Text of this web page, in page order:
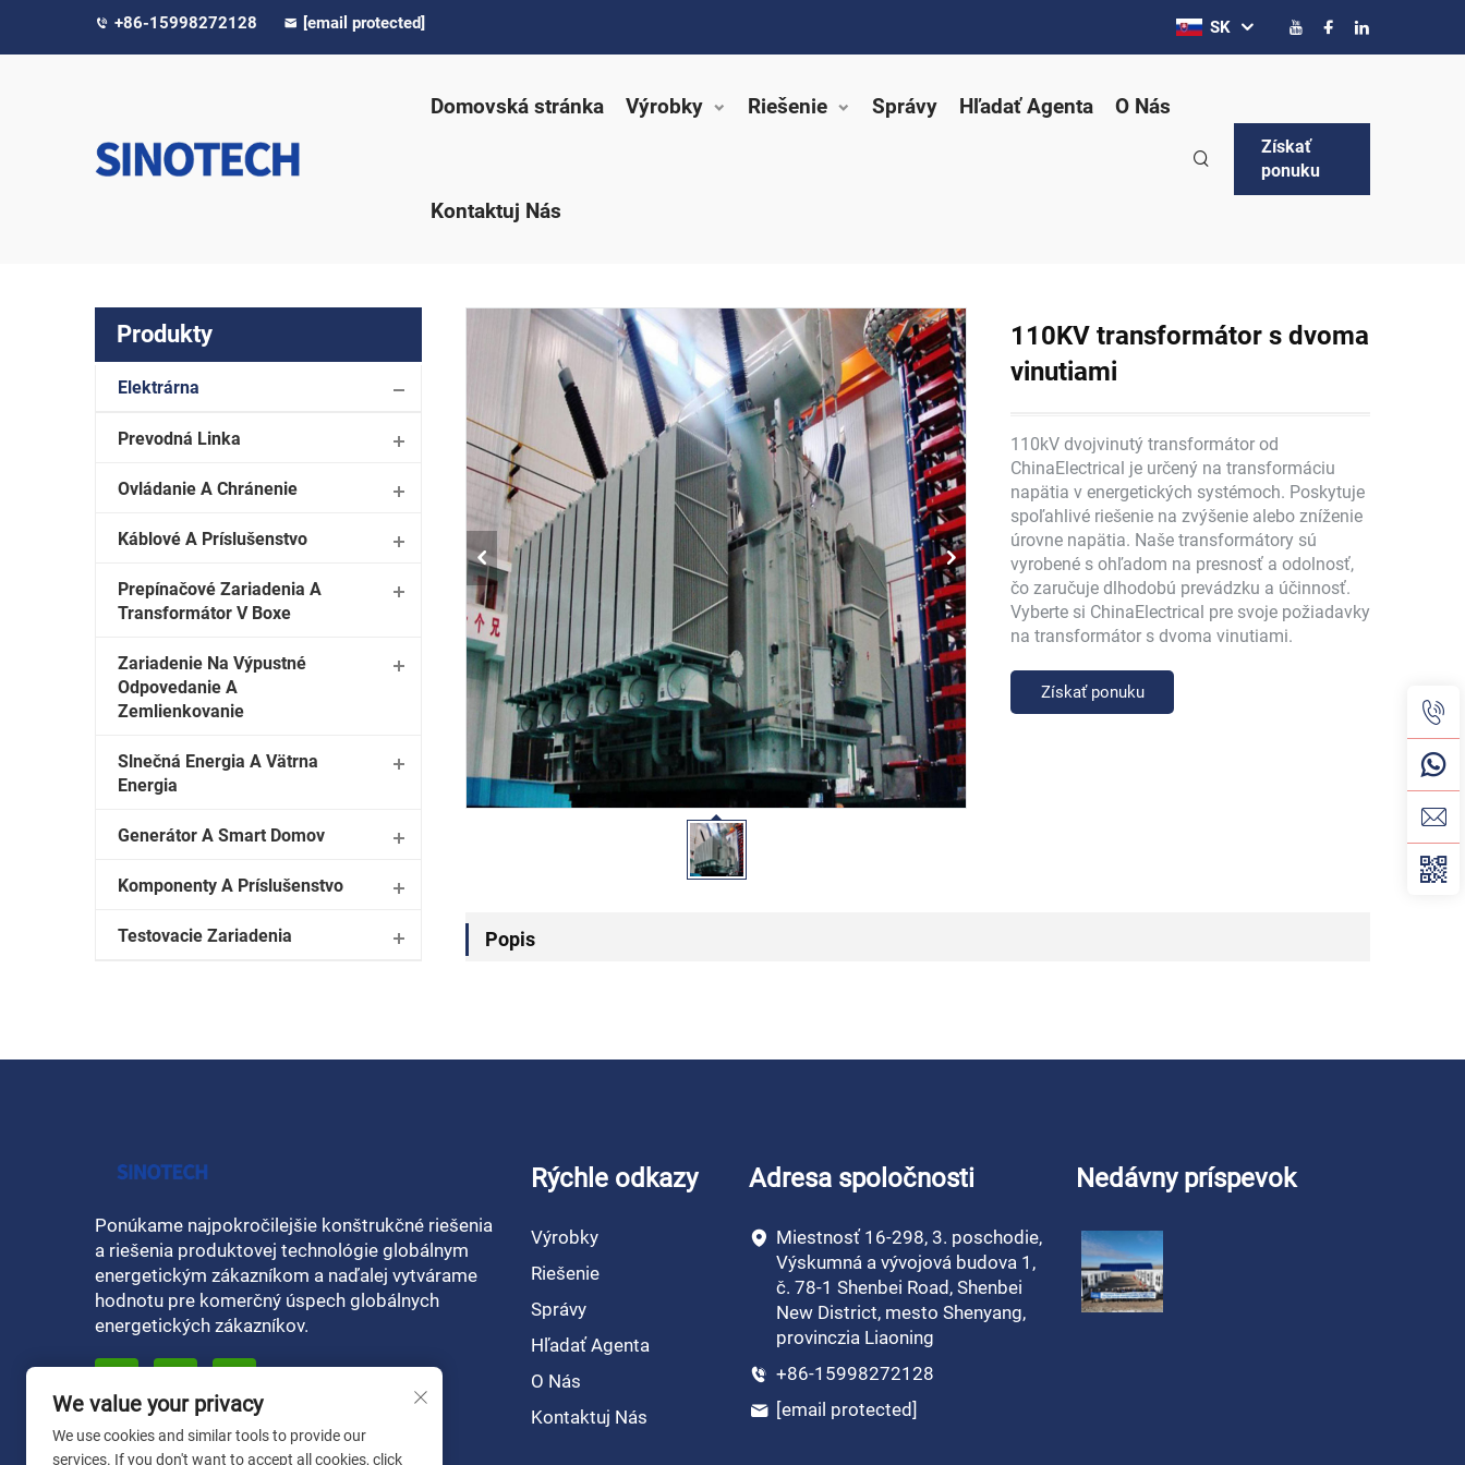
+86-15998272128 [email protected] SK
Domovská stránka Výrobky Riešenie Správy Hľadať Agenta O Nás
Kontaktuj Nás
Získať
ponuku
Produkty
Elektrárna
Prevodná Linka
Ovládanie A Chránenie
Káblové A Príslušenstvo
Prepínačové Zariadenia A
Transformátor V Boxe
Zariadenie Na Výpustné
Odpovedanie A
Zemlienkovanie
Slnečná Energia A Vätrna
Energia
Generátor A Smart Domov
Komponenty A Príslušenstvo
Testovacie Zariadenia
110KV transformátor s dvoma
vinutiami
110kV dvojvinutý transformátor od
ChinaElectrical je určený na transformáciu
napätia v energetických systémoch. Poskytuje
spoľahlivé riešenie na zvýšenie alebo zníženie
úrovne napätia. Naše transformátory sú
vyrobené s ohľadom na presnosť a odolnosť,
čo zaručuje dlhodobú prevádzku a účinnosť.
Vyberte si ChinaElectrical pre svoje požiadavky
na transformátor s dvoma vinutiami.
Získať ponuku
Popis
Ponúkame najpokročilejšie konštrukčné riešenia
a riešenia produktovej technológie globálnym
energetickým zákazníkom a naďalej vytvárame
hodnotu pre komerčný úspech globálnych
energetických zákazníkov.
Rýchle odkazy
Výrobky
Riešenie
Správy
Hľadať Agenta
O Nás
Kontaktuj Nás
Adresa spoločnosti
Miestnosť 16-298, 3. poschodie,
Výskumná a vývojová budova 1,
č. 78-1 Shenbei Road, Shenbei
New District, mesto Shenyang,
provinczia Liaoning
+86-15998272128
[email protected]
Nedávny príspevok
We value your privacy
We use cookies and similar tools to provide our
services. If you don't want to accept all cookies, click